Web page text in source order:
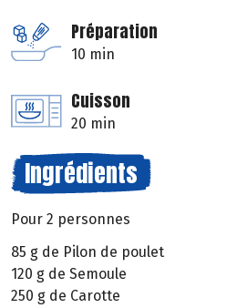
Préparation
10 min
Cuisson
20 min
Ingrédients
Pour 2 personnes
85 g de Pilon de poulet
120 g de Semoule
250 g de Carotte